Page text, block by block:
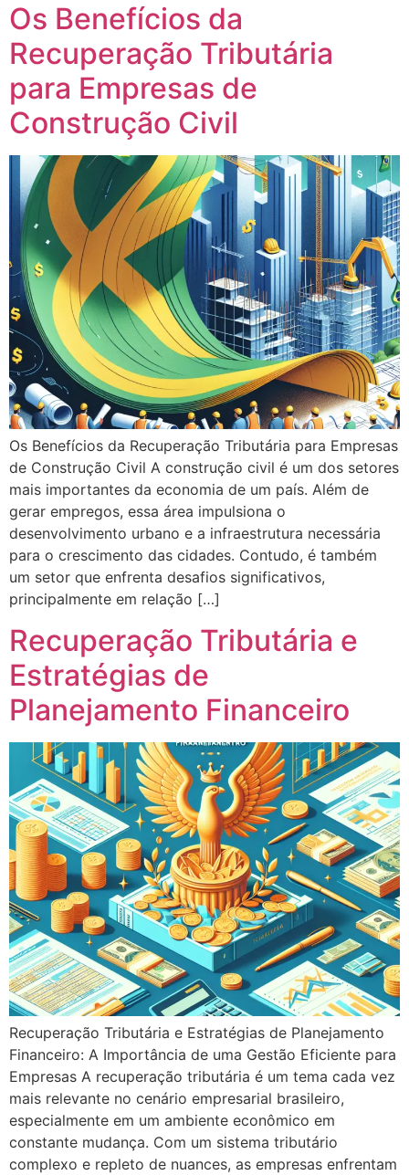
Os Benefícios da
Recuperação Tributária
para Empresas de
Construção Civil
Os Benefícios da Recuperação Tributária para Empresas
de Construção Civil A construção civil é um dos setores
mais importantes da economia de um país. Além de
gerar empregos, essa área impulsiona o
desenvolvimento urbano e a infraestrutura necessária
para o crescimento das cidades. Contudo, é também
um setor que enfrenta desafios significativos,
principalmente em relação […]
Recuperação Tributária e
Estratégias de
Planejamento Financeiro
Recuperação Tributária e Estratégias de Planejamento
Financeiro: A Importância de uma Gestão Eficiente para
Empresas A recuperação tributária é um tema cada vez
mais relevante no cenário empresarial brasileiro,
especialmente em um ambiente econômico em
constante mudança. Com um sistema tributário
complexo e repleto de nuances, as empresas enfrentam